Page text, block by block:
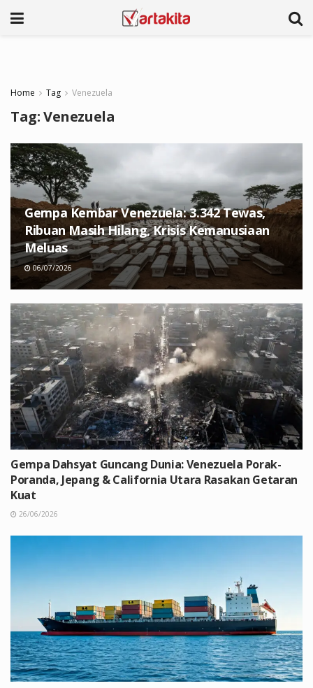
Home Tag Venezuela
Tag:Venezuela
Gempa Kembar Venezuela: 3.342 Tewas,
Ribuan Masih Hilang, Krisis Kemanusiaan
Meluas
06/07/2026
Gempa Dahsyat Guncang Dunia: Venezuela Porak-
Poranda, Jepang & California Utara Rasakan Getaran
Kuat
26/06/2026